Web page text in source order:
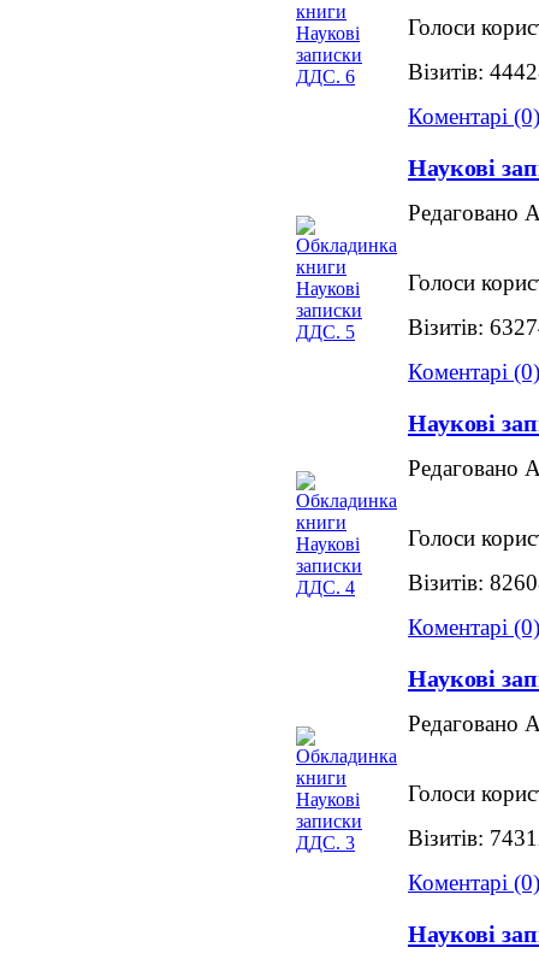
Голоси
Візитів:
Коментарі (0)
Наукові
Редаговано
Голоси
Візитів:
Коментарі (0)
Наукові
Редаговано
Голоси
Візитів:
Коментарі (0)
Наукові
Редаговано
Голоси
Візитів:
Коментарі (0)
Наукові